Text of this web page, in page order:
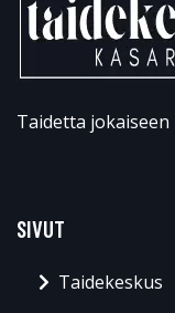
Taidetta
SIVUT
Taidekeskus